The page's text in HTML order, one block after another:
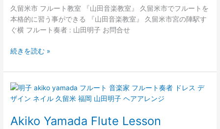
久留米市 フルート教室 『山田音楽教室』 久留米市でフルートを
本格的に習う事ができる 『山田音楽教室』 久留米市宮の陣駅す
ぐ横 フルート奏者 : 山田明子 お問合せ
ト
教
室
続きを読む »
Akiko Yamada Flute Lesson
Akiko
Yamada
Lesson